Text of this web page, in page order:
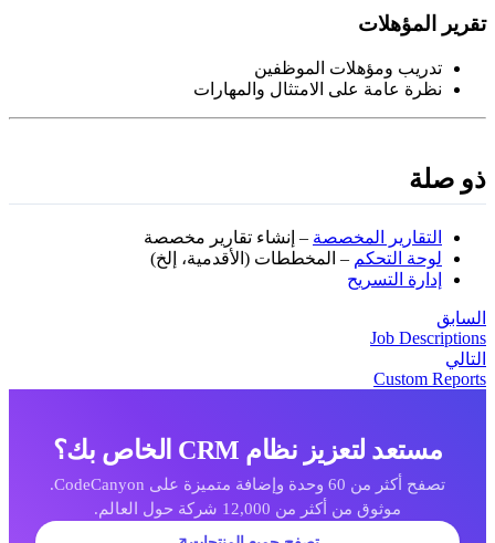
المؤهلات
تدريب ومؤهلات الموظفين
نظرة عامة على الامتثال والمهارات
صلة
التقارير المخصصة– إنشاء تقارير مخصصة
لوحة التحكم– المخططات (الأقدمية، إلخ)
إدارة التسريح
Job
Custom
مستعد لتعزيز نظام CRM الخاص بك؟
تصفح أكثر من 60 وحدة وإضافة متميزة على CodeCanyon.
موثوق من أكثر من 12,000 شركة حول العالم.